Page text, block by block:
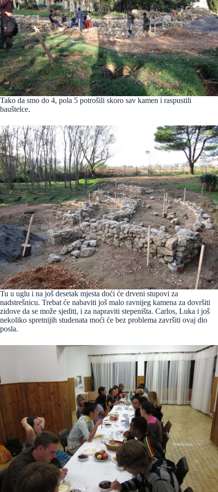
Tako da smo do 4, pola 5 potrošili skoro sav kamen i raspustili
bauštelce.
Tu u uglu i na još desetak mjesta doći će drveni stupovi za
nadstrešnicu. Trebat će nabaviti još malo ravnijeg kamena za dovršiti
zidove da se može sjediti, i za napraviti stepeništa. Carlos, Luka i još
nekoliko spretnijih studenata moći će bez problema završiti ovaj dio
posla.